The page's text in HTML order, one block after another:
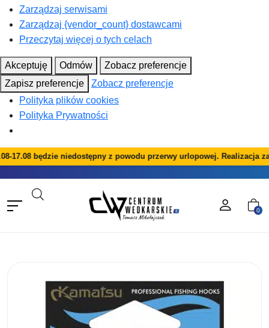
Zarządzaj serwisami
Zarządzaj {vendor_count} dostawcami
Przeczytaj więcej o tych celach
Akceptuję Odmów
Zobacz preferencje
Zapisz preferencje
Zobacz preferencje
Polityka plików cookies
Polityka Prywatności
17.08 będzie niedostępny z powodu przerwy urlopowej. Realizacja
0